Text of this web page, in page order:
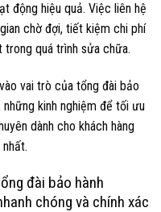
động hiệu quả. Việc liên hệ
chờ đợi, tiết kiệm chi phí
quá trình sửa chữa.
vai trò của tổng đài bảo
kinh nghiệm để tối ưu
dành cho khách hàng
đài bảo hành
chóng và chính xác